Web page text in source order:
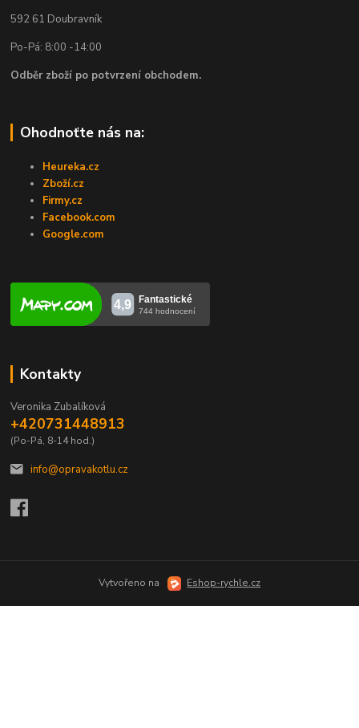
592 61 Doubravník
Po-Pá: 8:00 -14:00
Odběr zboží po potvrzení obchodem.
Ohodnoťte nás na:
Heureka.cz
Zboží.cz
Firmy.cz
Facebook.com
Google.com
Kontakty
Veronika Zubalíková
+420731448913
(Po-Pá, 8-14 hod.)
info@opravakotlu.cz
Vytvořeno na Eshop-rychle.cz